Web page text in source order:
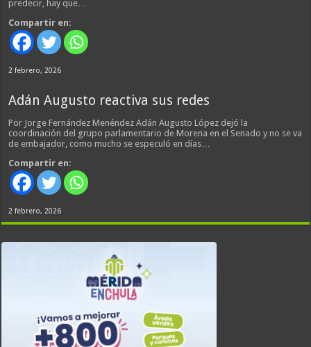
predecir, hay que…
Compartir en:
2 febrero, 2026
Adán Augusto reactiva sus redes
Por Jorge Fernández Menéndez Adán Augusto López dejó la
coordinación del grupo parlamentario de Morena en el Senado y no se va
de embajador, como mucho se especuló en días…
Compartir en:
2 febrero, 2026